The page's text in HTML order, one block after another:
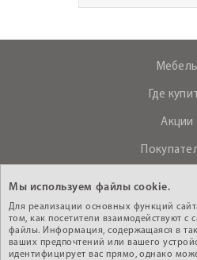
Мебель
Где
Акции
+375 (29)
Мы используем файлы cookie.
Для реализации основных функций
том, как посетители взаимодействуют
файлы. Информация, содержащаяся в
ваших предпочтений или вашего
идентифицирует вас прямо, однако